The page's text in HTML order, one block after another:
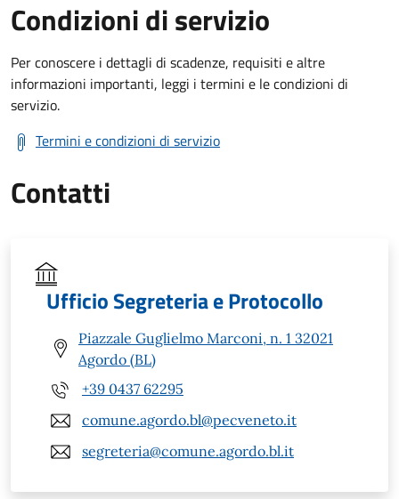
Condizioni di servizio
Per conoscere i dettagli di scadenze, requisiti e altre
informazioni importanti, leggi i termini e le condizioni di
servizio.
Termini e condizioni di servizio
Contatti
Ufficio Segreteria e Protocollo
Piazzale Guglielmo Marconi, n. 1 32021
Agordo (BL)
+39 0437 62295
comune.agordo.bl@pecveneto.it
segreteria@comune.agordo.bl.it